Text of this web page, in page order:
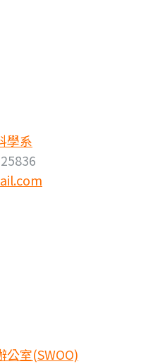
學系
公室(SWOO)